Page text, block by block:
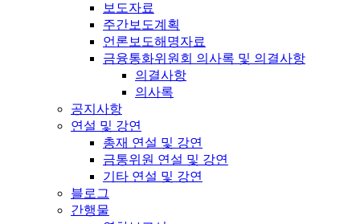
보도자료
주간보도계획
언론보도해명자료
금융통화위원회 의사록 및 의결사항
의결사항
의사록
공지사항
연설 및 강연
총재 연설 및 강연
금통위원 연설 및 강연
기타 연설 및 강연
블로그
간행물